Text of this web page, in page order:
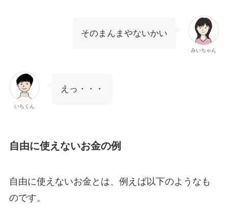
みいちゃん
そのまんまやないかい
いちくん
えっ・・・
自由に使えないお金の例
自由に使えないお金とは、例えば以下のようなも
のです。